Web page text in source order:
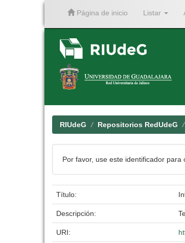
Página de inicio Listar
RIUdeG Repositorios RedUdeG
Por favor, use este identificador
Título:
Descripción:
URI: